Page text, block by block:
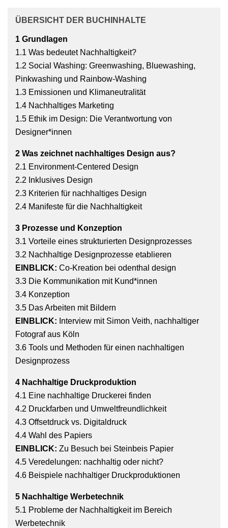
ÜBERSICHT DER BUCHINHALTE
1 Grundlagen
1.1 Was bedeutet Nachhaltigkeit?
1.2 Social Washing: Greenwashing, Bluewashing,
Pinkwashing und Rainbow-Washing
1.3 Emissionen und Klimaneutralität
1.4 Nachhaltiges Marketing
1.5 Ethik im Design: Die Verantwortung von
Designer*innen
2 Was zeichnet nachhaltiges Design aus?
2.1 Environment-Centered Design
2.2 Inklusives Design
2.3 Kriterien für nachhaltiges Design
2.4 Manifeste für die Nachhaltigkeit
3 Prozesse und Konzeption
3.1 Vorteile eines strukturierten Designprozesses
3.2 Nachhaltige Designprozesse etablieren
EINBLICK: Co-Kreation bei odenthal design
3.3 Die Kommunikation mit Kund*innen
3.4 Konzeption
3.5 Das Arbeiten mit Bildern
EINBLICK: Interview mit Simon Veith, nachhaltiger
Fotograf aus Köln
3.6 Tools und Methoden für einen nachhaltigen
Designprozess
4 Nachhaltige Druckproduktion
4.1 Eine nachhaltige Druckerei finden
4.2 Druckfarben und Umweltfreundlichkeit
4.3 Offsetdruck vs. Digitaldruck
4.4 Wahl des Papiers
EINBLICK: Zu Besuch bei Steinbeis Papier
4.5 Veredelungen: nachhaltig oder nicht?
4.6 Beispiele nachhaltiger Druckproduktionen
5 Nachhaltige Werbetechnik
5.1 Probleme der Nachhaltigkeit im Bereich
Werbetechnik